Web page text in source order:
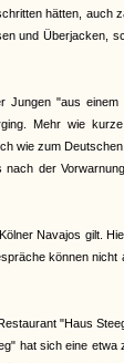
hätten, auch
und Überjacken,
"aus
Mehr wie
wie zum
der
Navajos gilt.
können
"Haus
hat sich eine